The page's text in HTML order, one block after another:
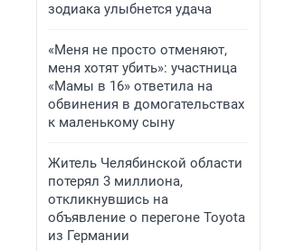
зодиака улыбнется удача
«Меня не просто отменяют,
меня хотят убить»: участница
«Мамы в 16» ответила на
обвинения в домогательствах
к маленькому сыну
Житель Челябинской области
потерял 3 миллиона,
откликнувшись на
объявление о перегоне Toyota
из Германии